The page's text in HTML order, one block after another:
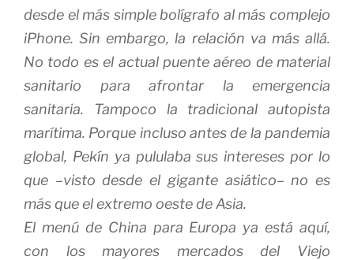
desde el más simple bolígrafo al más complejo
iPhone. Sin embargo, la relación va más allá.
No todo es el actual puente aéreo de material
sanitario para afrontar la emergencia
sanitaria. Tampoco la tradicional autopista
marítima. Porque incluso antes de la pandemia
global, Pekín ya pululaba sus intereses por lo
que –visto desde el gigante asiático– no es
más que el extremo oeste de Asia.
El menú de China para Europa ya está aquí,
con los mayores mercados del Viejo